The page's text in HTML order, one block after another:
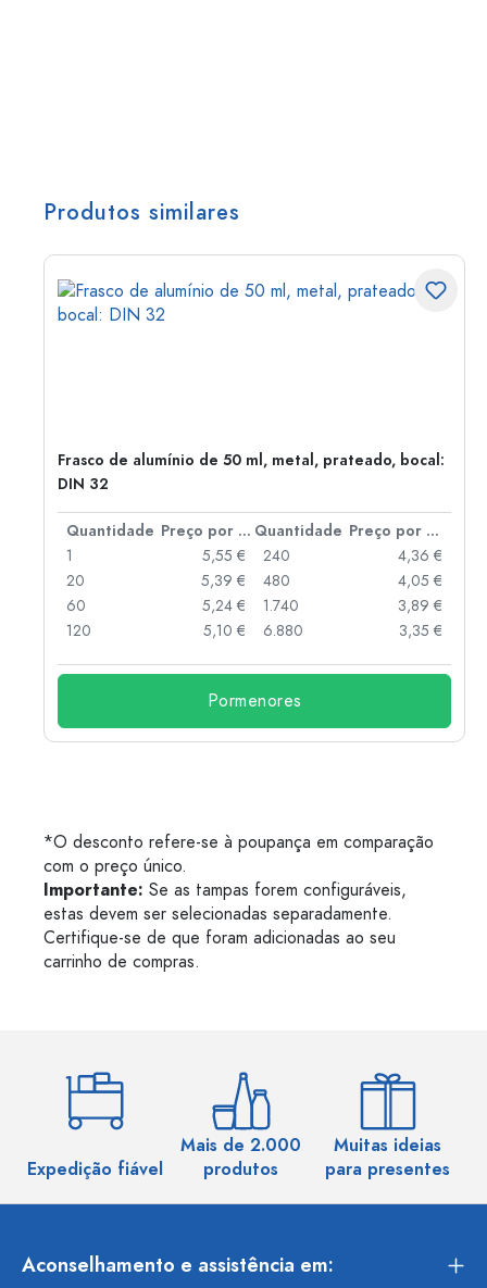
Produtos similares
Frasco de alumínio de 50 ml, metal, prateado, bocal:
DIN 32
Quantidade Preço por peça Quantidade
Preço por peça
1
5,55 €
20
5,39 €
60
5,24 €
120
5,10 €
240
4,36 €
480
4,05 €
1.740
3,89 €
6.880
3,35 €
Pormenores
*O desconto refere-se à poupança em comparação
com o preço único.
Importante: Se as tampas forem configuráveis,
estas devem ser selecionadas separadamente.
Certifique-se de que foram adicionadas ao seu
carrinho de compras.
Expedição fiável
Mais de 2.000
produtos
Muitas ideias
para presentes
Aconselhamento e assistência em: